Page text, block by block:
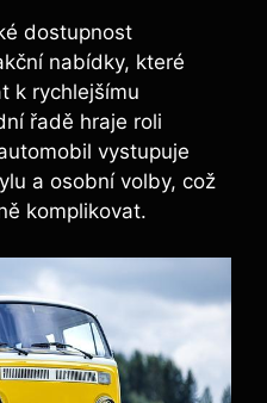
dostupnost
nabídky, které
k rychlejšímu
řadě hraje roli
vystupuje
a osobní volby, což
komplikovat.